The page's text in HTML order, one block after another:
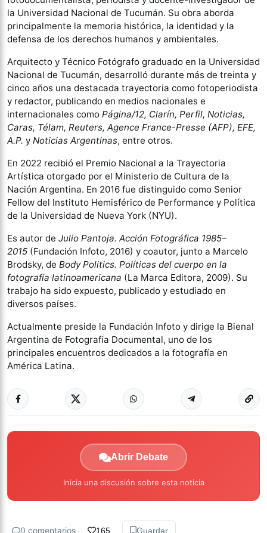
la Universidad Nacional de Tucumán. Su obra aborda
principalmente la memoria histórica, la identidad y la
defensa de los derechos humanos y ambientales.
Arquitecto y Técnico Fotógrafo graduado en la Universidad
Nacional de Tucumán, desarrolló durante más de treinta y
cinco años una destacada trayectoria como fotoperiodista
y redactor, publicando en medios nacionales e
internacionales como Página/12, Clarín, Perfil, Noticias,
Caras, Télam, Reuters, Agence France-Presse (AFP), EFE,
A.P. y Noticias Argentinas, entre otros.
En 2022 recibió el Premio Nacional a la Trayectoria
Artística otorgado por el Ministerio de Cultura de la
Nación Argentina. En 2016 fue distinguido como Senior
Fellow del Instituto Hemisférico de Performance y Política
de la Universidad de Nueva York (NYU).
Es autor de Julio Pantoja. Acción Fotográfica 1985–
2015 (Fundación Infoto, 2016) y coautor, junto a Marcelo
Brodsky, de Body Politics. Políticas del cuerpo en la
fotografía latinoamericana (La Marca Editora, 2009). Su
trabajo ha sido expuesto, publicado y estudiado en
diversos países.
Actualmente preside la Fundación Infoto y dirige la Bienal
Argentina de Fotografía Documental, uno de los
principales encuentros dedicados a la fotografía en
América Latina.
Abrir Debate
Inicia una discusión sobre esta noticia
0 comentarios 165 Guardar